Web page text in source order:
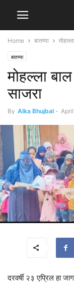
Home बातम्या
बातम्या
मोहल्ला
साजरा
By Alka Bhujbal -
दरवर्षी २३ एप्रिल हा